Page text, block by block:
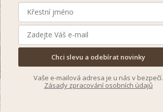
Chci slevu a odebírat novinky
Vaše e-mailová adresa je u nás v bezpečí.
Zásady zpracování osobních údajů